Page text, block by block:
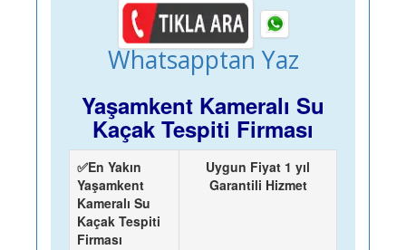
Whatsapptan Yaz
Yaşamkent Kameralı Su
Kaçak Tespiti Firması
✅En Yakın
Yaşamkent
Kameralı Su
Kaçak Tespiti
Firması
Uygun Fiyat 1 yıl
Garantili Hizmet